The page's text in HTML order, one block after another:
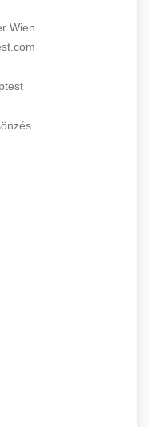
Wien